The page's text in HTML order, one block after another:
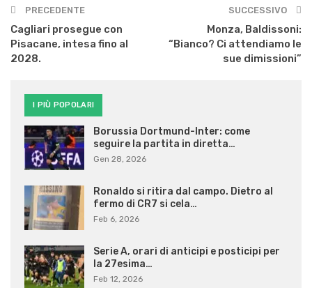
PRECEDENTE
Cagliari prosegue con
Pisacane, intesa fino al
2028.
SUCCESSIVO
Monza, Baldissoni:
“Bianco? Ci attendiamo le
sue dimissioni”
I PIÙ POPOLARI
Borussia Dortmund-Inter: come
seguire la partita in diretta…
Gen 28, 2026
Ronaldo si ritira dal campo. Dietro al
fermo di CR7 si cela…
Feb 6, 2026
Serie A, orari di anticipi e posticipi per
la 27esima…
Feb 12, 2026